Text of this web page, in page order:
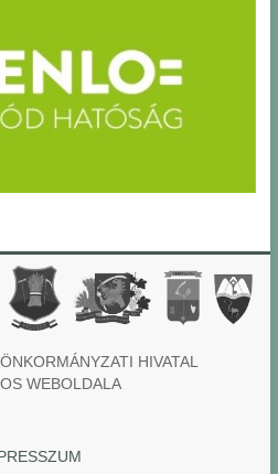
HIVATAL
WEBOLDALA